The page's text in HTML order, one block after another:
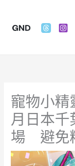
content
寵物小精
月日本
場 避免